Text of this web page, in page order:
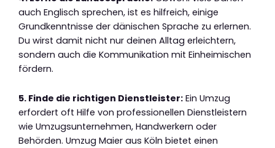
auch Englisch sprechen, ist es hilfreich, einige
Grundkenntnisse der dänischen Sprache zu erlernen.
Du wirst damit nicht nur deinen Alltag erleichtern,
sondern auch die Kommunikation mit Einheimischen
fördern.
5. Finde die richtigen Dienstleister: Ein Umzug
erfordert oft Hilfe von professionellen Dienstleistern
wie Umzugsunternehmen, Handwerkern oder
Behörden. Umzug Maier aus Köln bietet einen